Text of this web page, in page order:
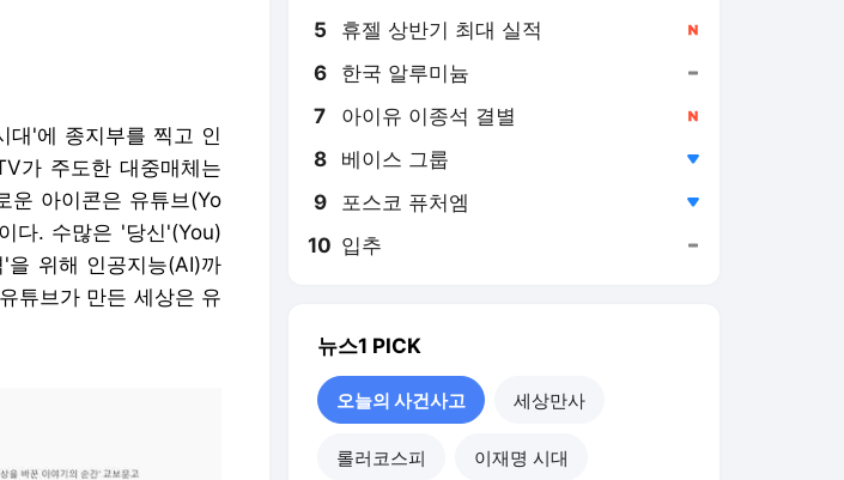
대'에 종지부를 찍고 인
가 주도한 대중매체는
운 아이콘은 유튜브(Yo
다. 수많은 '당신'(You)
위해 인공지능(AI)까
튜브가 만든 세상은 유
5 휴젤 상반기 최대 실적
6 한국 알루미늄
7 아이유 이종석 결별
8 베이스 그룹
9 포스코 퓨처엠
10 입추
뉴스1 PICK
오늘의 사건사고 세상만사
롤러코스피 이재명 시대